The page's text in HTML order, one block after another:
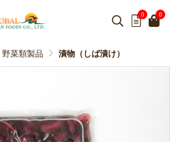
0 0
菜類製品 漬物（しば漬け）